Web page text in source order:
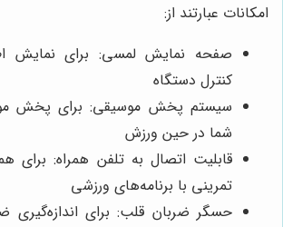
امکانات عبارتند از:
صفحه نمایش لمسی: برای نمایش
کنترل دستگاه
سیستم پخش موسیقی: برای پخش
شما در حین ورزش
قابلیت اتصال به تلفن همراه: برای
تمرینی با برنامه‌های ورزشی
حسگر ضربان قلب: برای اندازه‌گیری